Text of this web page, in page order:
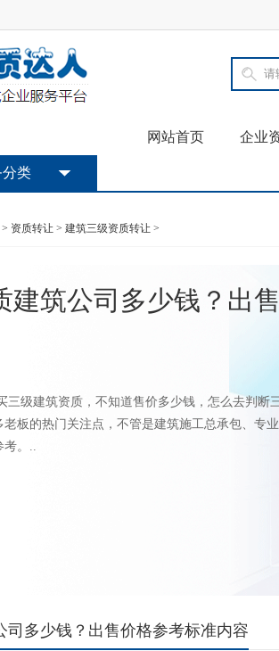
网站首页 企业
类
> 资质转让 > 建筑三级资质转让 >
建筑公司多少钱？出
三级建筑资质，不知道售价多少钱，怎么去判断
老板的热门关注点，不管是建筑施工总承包、专
考。..
司多少钱？出售价格参考标准内容